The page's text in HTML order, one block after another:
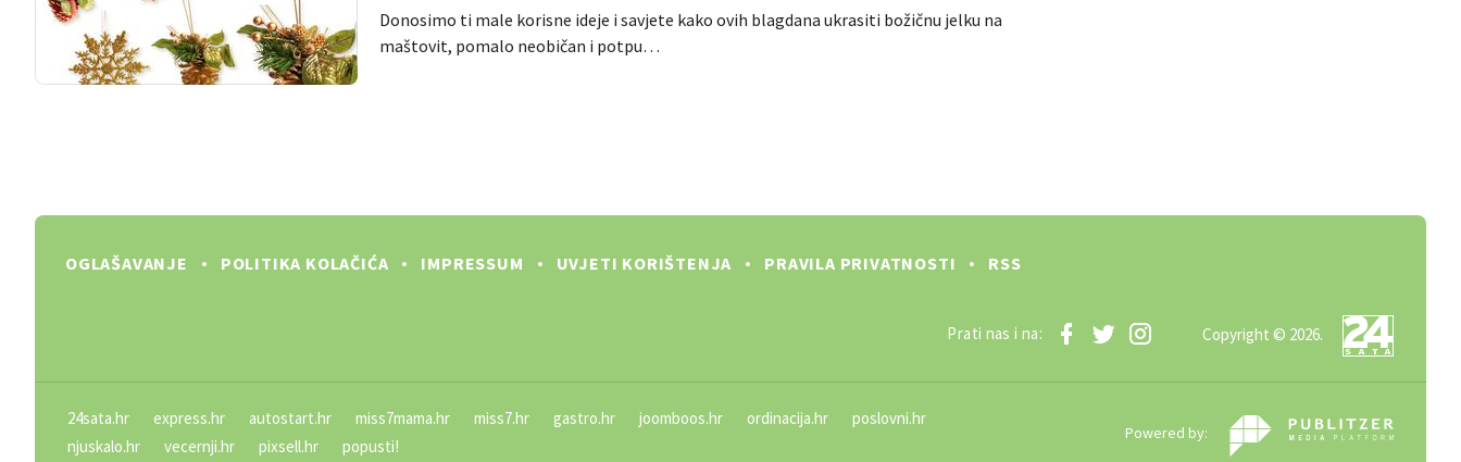
Donosimo ti male korisne ideje i savjete kako ovih blagdana ukrasiti božičnu jelku na
maštovit, pomalo neobičan i potpu…
OGLAŠAVANJE POLITIKA KOLAČIĆA IMPRESSUM UVJETI KORIŠTENJA PRAVILA PRIVATNOSTI RSS
Prati nas i na: Copyright © 2026.
24sata.hr express.hr autostart.hr miss7mama.hr miss7.hr gastro.hr joomboos.hr ordinacija.hr
poslovni.hr
njuskalo.hr
vecernji.hr pixsell.hr popusti!
Powered by: